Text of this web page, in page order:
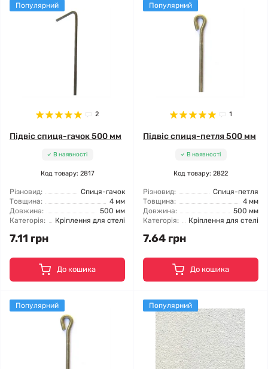
Популярний
2
Підвіс спиця-гачок 500 мм
В наявності
Код товару: 2817
Різновид:
Спиця-гачок
Товщина:
4 мм
Довжина:
500 мм
Категорія:
Кріплення для стелі
7.11 грн
До кошика
Популярний
1
Підвіс спиця-петля 500 мм
В наявності
Код товару: 2822
Різновид:
Спиця-петля
Товщина:
4 мм
Довжина:
500 мм
Категорія:
Кріплення для стелі
7.64 грн
До кошика
Популярний Популярний